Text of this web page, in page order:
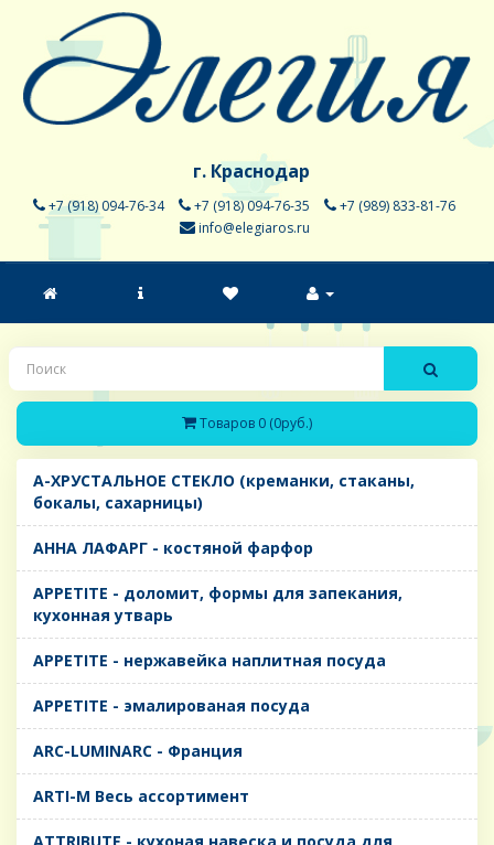
г. Краснодар
+7 (918) 094-76-34 +7 (918) 094-76-35
+7 (989) 833-81-76
info@elegiaros.ru
Товаров 0 (0руб.)
A-ХРУСТАЛЬНОЕ СТЕКЛО (креманки, стаканы,
бокалы, сахарницы)
AHHA ЛАФАРГ - костяной фарфор
APPETITE - доломит, формы для запекания,
кухонная утварь
APPETITE - нержавейка наплитная посуда
APPETITE - эмалированая посуда
ARC-LUMINARC - Франция
ARTI-M Весь ассортимент